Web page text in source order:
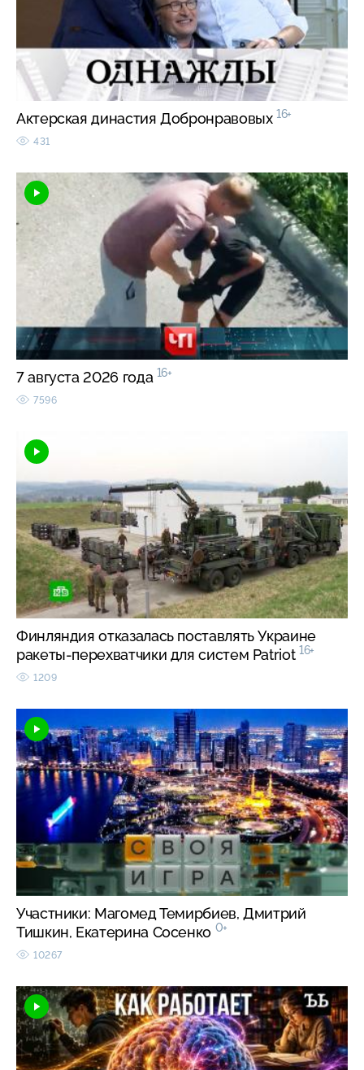
Актерская династия Добронравовых 16+
431
7 августа 2026 года 16+
7596
Финляндия отказалась поставлять Украине
ракеты-перехватчики для систем Patriot 16+
1209
Участники: Магомед Темирбиев, Дмитрий
Тишкин, Екатерина Сосенко 0+
10267